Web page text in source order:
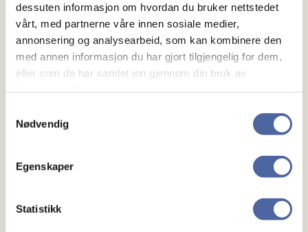
dessuten informasjon om hvordan du bruker nettstedet
vårt, med partnerne våre innen sosiale medier,
annonsering og analysearbeid, som kan kombinere den
med annen informasjon du har gjort tilgjengelig for dem,
eller som de har samlet inn gjennom din bruk av
Nødvendig
Egenskaper
Statistikk
Oslo MS-forening
Se flere likepersoner